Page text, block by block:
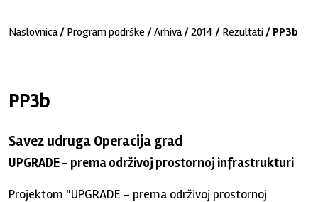
Naslovnica/ Program podrške /Arhiva/2014 / Rezultati/ PP3b
PP3b
Savez udruga Operacija grad
UPGRADE - prema održivoj prostornoj infrastrukturi
Projektom "UPGRADE - prema održivoj prostornoj